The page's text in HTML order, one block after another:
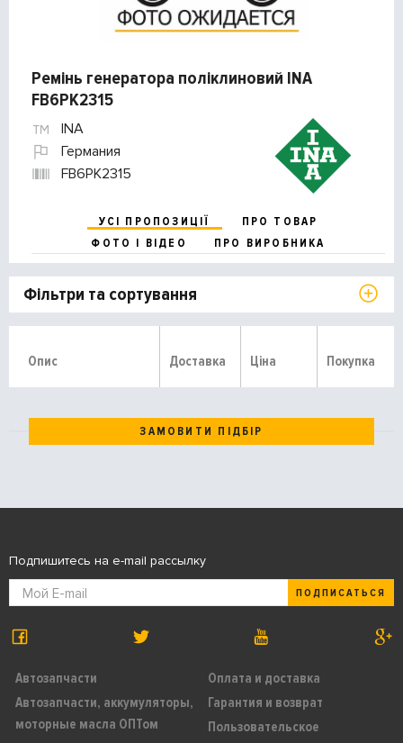
Ремінь генератора поліклиновий INA
FB6PK2315
INA
Германия
FB6PK2315
УСІ ПРОПОЗИЦІЇ
ПРО ТОВАР
ФОТО І ВІДЕО
ПРО ВИРОБНИКА
Фільтри та сортування
Опис Доставка Ціна Покупка
ЗАМОВИТИ ПІДБІР
Автозапчасти
Автозапчасти, аккумуляторы,
моторные масла ОПТом
Оплата и доставка
Гарантия и возврат
Пользовательское
Подпишитесь на e-mail рассылку
ПОДПИСАТЬСЯ